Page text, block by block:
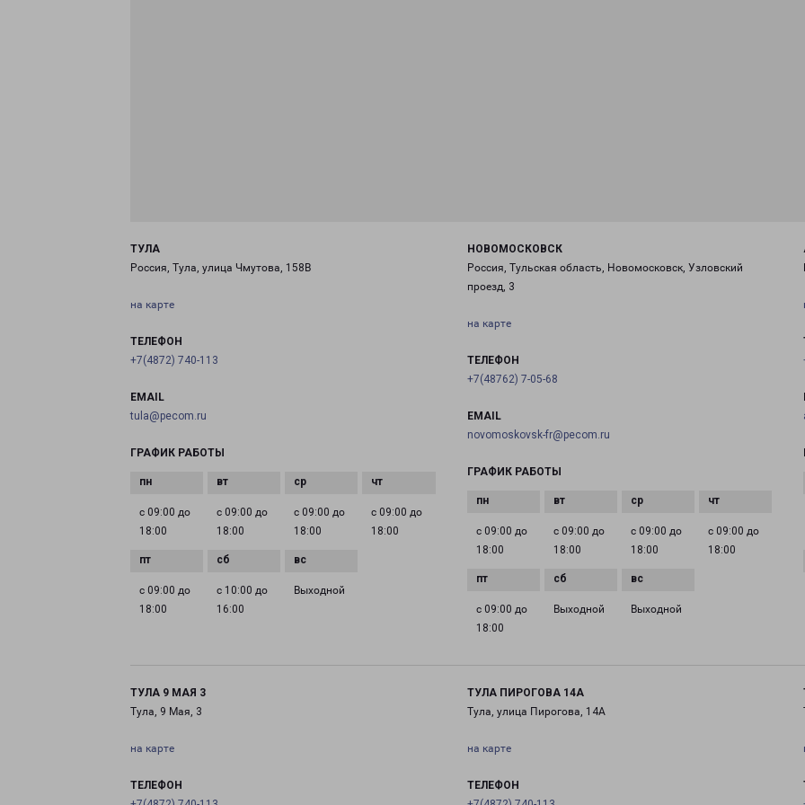
ТУЛА
Россия, Тула, улица Чмутова, 158В
на карте
ТЕЛЕФОН
+7(4872) 740-113
EMAIL
tula@pecom.ru
ГРАФИК РАБОТЫ
с 09:00 до
18:00
с 09:00 до
18:00
с 09:00 до
18:00
с 09:00 до
18:00
с 09:00 до
18:00
с 10:00 до
16:00
Выходной
НОВОМОСКОВСК
Россия, Тульская область, Новомосковск, Узловский
проезд, 3
на карте
ТЕЛЕФОН
+7(48762) 7-05-68
EMAIL
novomoskovsk-fr@pecom.ru
ГРАФИК РАБОТЫ
с 09:00 до
18:00
с 09:00 до
18:00
с 09:00 до
18:00
с 09:00 до
18:00
с 09:00 до
18:00
Выходной Выходной
ТУЛА 9 МАЯ 3
Тула, 9 Мая, 3
на карте
ТЕЛЕФОН
ТУЛА ПИРОГОВА 14А
Тула, улица Пирогова, 14А
на карте
ТЕЛЕФОН